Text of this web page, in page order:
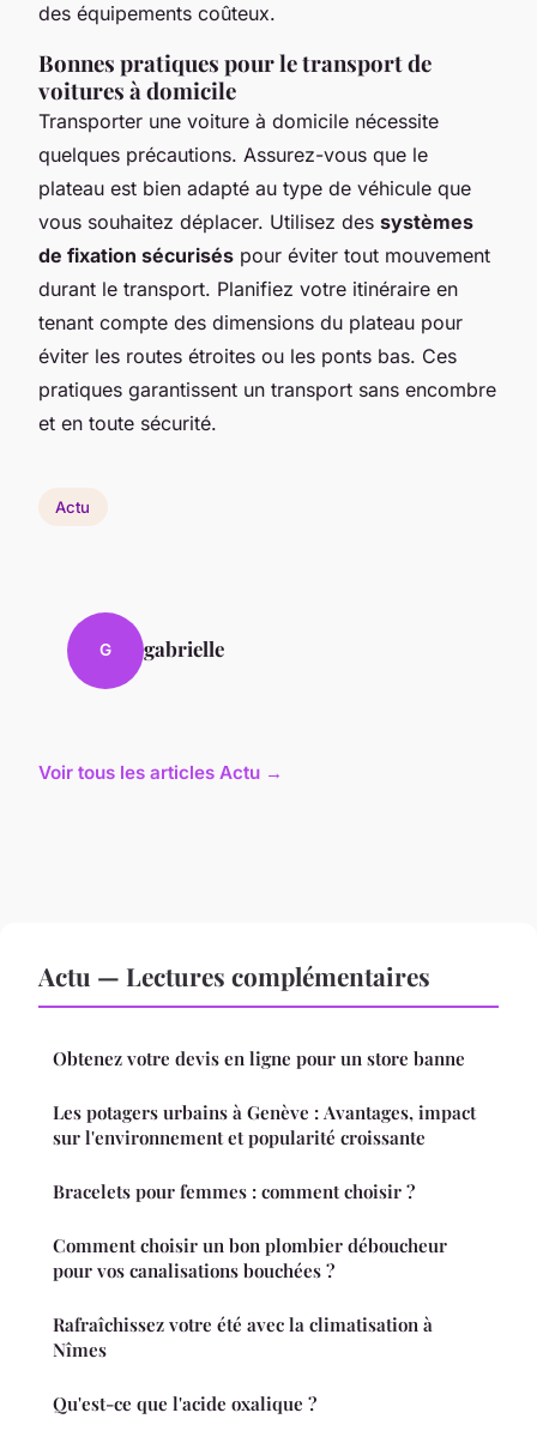
des équipements coûteux.
Bonnes pratiques pour le transport de
voitures à domicile
Transporter une voiture à domicile nécessite
quelques précautions. Assurez-vous que le
plateau est bien adapté au type de véhicule que
vous souhaitez déplacer. Utilisez des systèmes
de fixation sécurisés pour éviter tout mouvement
durant le transport. Planifiez votre itinéraire en
tenant compte des dimensions du plateau pour
éviter les routes étroites ou les ponts bas. Ces
pratiques garantissent un transport sans encombre
et en toute sécurité.
Actu
G gabrielle
Voir tous les articles Actu →
Actu — Lectures complémentaires
Obtenez votre devis en ligne pour un store banne
Les potagers urbains à Genève : Avantages, impact
sur l'environnement et popularité croissante
Bracelets pour femmes : comment choisir ?
Comment choisir un bon plombier déboucheur
pour vos canalisations bouchées ?
Rafraîchissez votre été avec la climatisation à
Nîmes
Qu'est-ce que l'acide oxalique ?